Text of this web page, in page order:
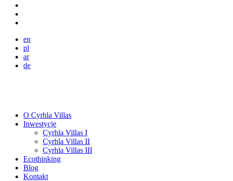
en
pl
ar
de
O Cyrhla Villas
Inwestycje
Cyrhla Villas I
Cyrhla Villas II
Cyrhla Villas III
Ecothinking
Blog
Kontakt